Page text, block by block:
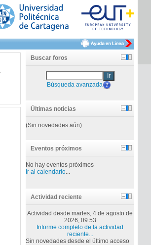
Buscar foros
Ir
Búsqueda avanzada
Últimas noticias
(Sin novedades aún)
Eventos próximos
No hay eventos próximos
Ir al calendario...
Actividad reciente
Actividad desde martes, 4 de agosto de
2026, 09:53
Informe completo de la actividad
reciente...
Sin novedades desde el último acceso